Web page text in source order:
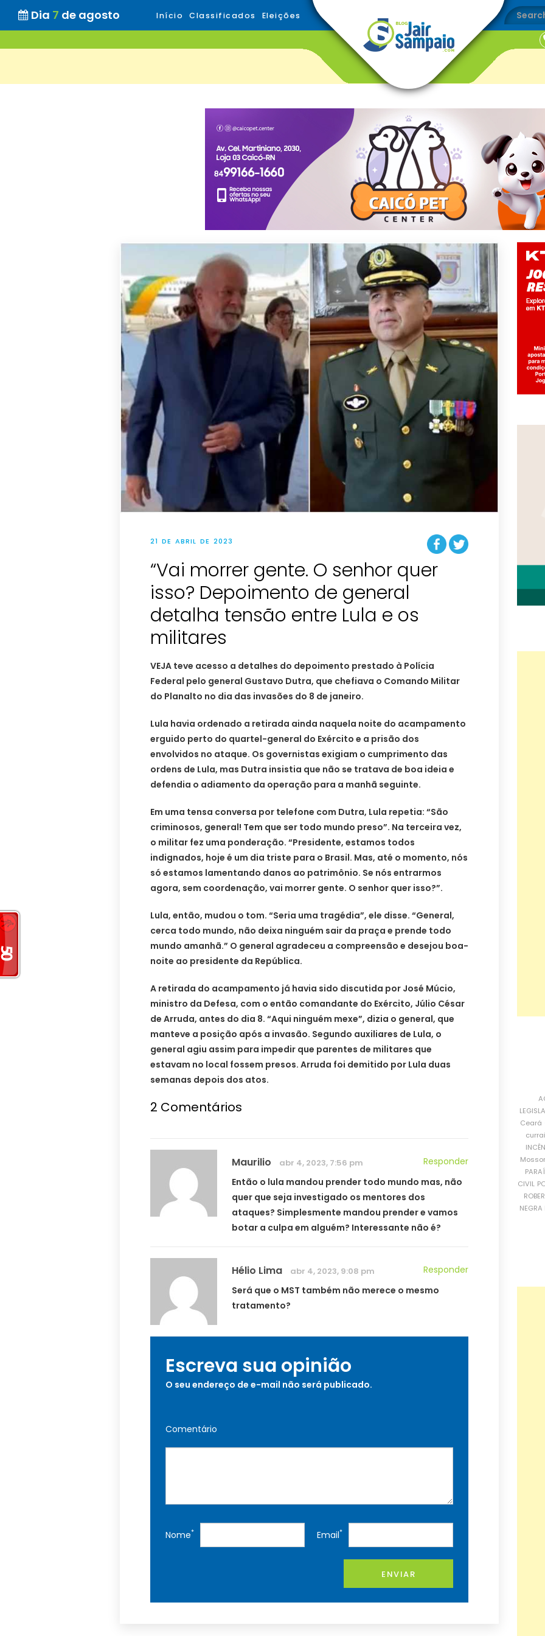
Dia 7 de agosto Início Classificados Eleições
21 DE ABRIL DE 2023
“Vai morrer gente. O senhor quer
isso? Depoimento de general
detalha tensão entre Lula e os
militares
VEJA teve acesso a detalhes do depoimento prestado à Polícia
Federal pelo general Gustavo Dutra, que chefiava o Comando Militar
do Planalto no dia das invasões do 8 de janeiro.
Lula havia ordenado a retirada ainda naquela noite do acampamento
erguido perto do quartel-general do Exército e a prisão dos
envolvidos no ataque. Os governistas exigiam o cumprimento das
ordens de Lula, mas Dutra insistia que não se tratava de boa ideia e
defendia o adiamento da operação para a manhã seguinte.
Em uma tensa conversa por telefone com Dutra, Lula repetia: “São
criminosos, general! Tem que ser todo mundo preso”. Na terceira vez,
o militar fez uma ponderação. “Presidente, estamos todos
indignados, hoje é um dia triste para o Brasil. Mas, até o momento, nós
só estamos lamentando danos ao patrimônio. Se nós entrarmos
agora, sem coordenação, vai morrer gente. O senhor quer isso?”.
Lula, então, mudou o tom. “Seria uma tragédia”, ele disse. “General,
cerca todo mundo, não deixa ninguém sair da praça e prende todo
mundo amanhã.” O general agradeceu a compreensão e desejou boa-
noite ao presidente da República.
A retirada do acampamento já havia sido discutida por José Múcio,
ministro da Defesa, com o então comandante do Exército, Júlio César
de Arruda, antes do dia 8. “Aqui ninguém mexe”, dizia o general, que
manteve a posição após a invasão. Segundo auxiliares de Lula, o
general agiu assim para impedir que parentes de militares que
estavam no local fossem presos. Arruda foi demitido por Lula duas
semanas depois dos atos.
2 Comentários
Maurilio abr 4, 2023, 7:56 pm
Responder
Então o lula mandou prender todo mundo mas, não
quer que seja investigado os mentores dos
ataques? Simplesmente mandou prender e vamos
botar a culpa em alguém? Interessante não é?
Hélio Lima abr 4, 2023, 9:08 pm
Responder
Será que o MST também não merece o mesmo
tratamento?
Escreva sua opinião
O seu endereço de e-mail não será publicado.
Comentário
Nome* Email*
ENVIAR
Ceará
CIVIL
NEGRA